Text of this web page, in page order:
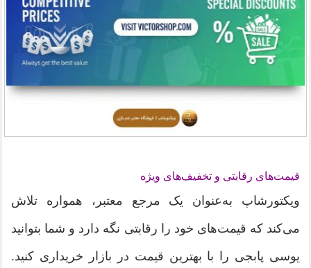
قیمت‌های رقابتی و تخفیف‌های ویژه
ویکتورشاپ به‌عنوان یک مرجع معتبر، همواره تلاش
می‌کند که قیمت‌های خود را رقابتی نگه دارد و شما بتوانید
یوسی پابجی را با بهترین قیمت در بازار خریداری کنید.